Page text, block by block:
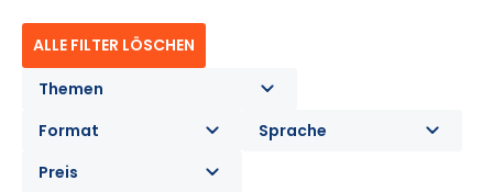
ALLE FILTER LÖSCHEN
Themen
Format
Sprache
Preis